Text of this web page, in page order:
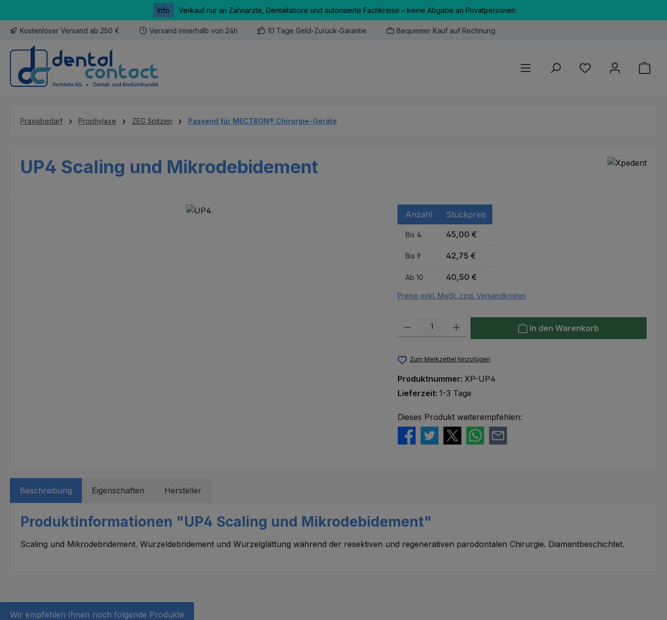
Info Verkauf nur an Zahnärzte, Dentallabore und autorisierte Fachkreise – keine Abgabe an Privatpersonen.
Kostenloser Versand ab 250 € Versand innerhalb von 24h 10 Tage Geld-Zurück-Garantie Bequemer Kauf auf Rechnung
Du hast 0 Produkte
Praxisbedarf Prophylaxe ZEG Spitzen Passend für MECTRON® Chirurgie-Geräte
UP4 Scaling und Mikrodebidement
Anzahl Stückpreis
Bis 4 45,00 €
Bis 9 42,75 €
Ab 10 40,50 €
Preise exkl. MwSt. zzgl. Versandkosten
Produkt Anzahl: Gib den gewünschten Wert ein oder benutze die Schaltflächen
In den Warenkorb
Zum Merkzettel hinzufügen
Produktnummer: XP-UP4
Lieferzeit: 1-3 Tage
Dieses Produkt weiterempfehlen:
Beschreibung Eigenschaften Hersteller
Produktinformationen "UP4 Scaling und Mikrodebidement"
Scaling und Mikrodebridement. Wurzeldebridement und Wurzelglättung während der resektiven und regenerativen parodontalen Chirurgie. Diamantbeschichtet.
Wir empfehlen Ihnen noch folgende Produkte